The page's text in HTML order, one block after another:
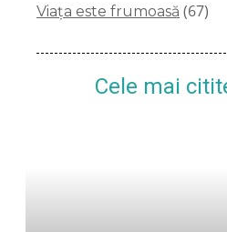
Viața este frumoasă (67)
Cele mai